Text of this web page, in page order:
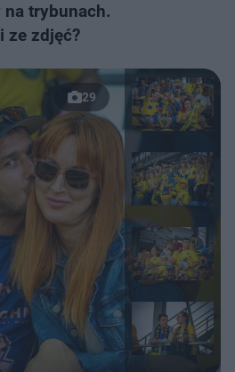
na trybunach.
ze zdjęć?
29